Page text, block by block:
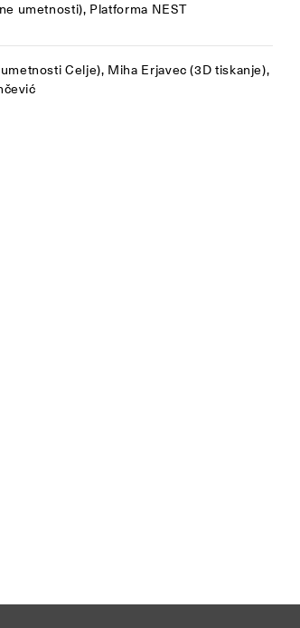
umetnosti), Platforma NEST
Celje), Miha Erjavec (3D tiskanje),